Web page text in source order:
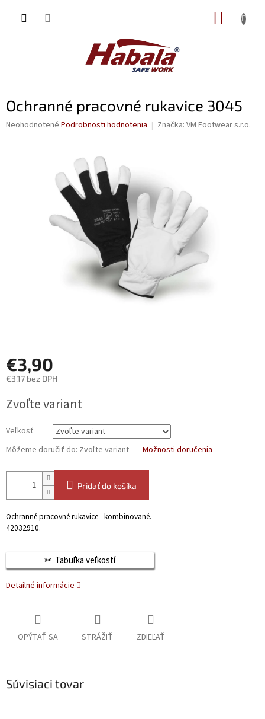
Ochranné pracovné rukavice 3045
Priemerné
Neohodnotené Podrobnosti hodnotenia Značka: VM Footwear s.r.o.
€3,90
€3,17 bez DPH
cena:
Zvoľte variant
Veľkosť
Môžeme doručiť do: Zvoľte variant Možnosti doručenia
Pridať do košíka
Ochranné pracovné rukavice - kombinované.
42032910.
Tabuľka veľkostí
Detailné informácie
OPÝTAŤ SA STRÁŽIŤ ZDIEĽAŤ
Súvisiaci tovar